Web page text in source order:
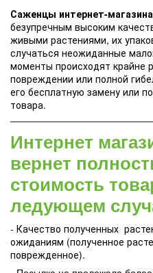
Саженцы интернет-
безупречным высоким
живыми растениями, их
случаться неожиданные
моменты происходят крайне
повреждении или полной
его бесплатную замену или
товара.
Интернет
вернет
стоимость
ледующем
- Качество полученных
ожиданиям (полученное
поврежденное).